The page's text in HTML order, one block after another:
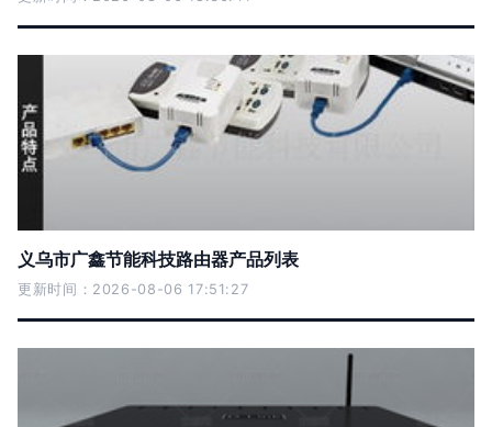
义乌市广鑫节能科技路由器产品列表
更新时间：2026-08-06 17:51:27